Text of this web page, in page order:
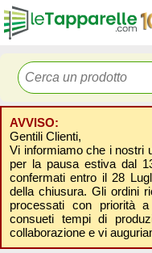
AVVISO:
Gentili Clienti,
Vi informiamo che i nostri
per la pausa estiva dal
confermati entro il 28
della chiusura. Gli ordini
processati con priorità
consueti tempi di
collaborazione e vi